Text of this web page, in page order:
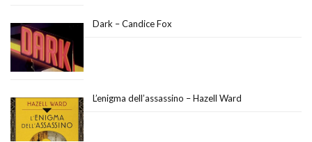
Dark – Candice Fox
L’enigma dell’assassino – Hazell Ward